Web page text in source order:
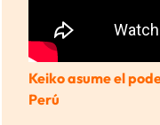
Keiko asume el
Perú